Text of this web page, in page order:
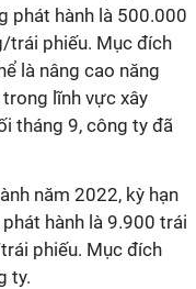
phát hành là 500.000
trái phiếu. Mục đích
là nâng cao năng
lĩnh vực xây
tháng 9, công ty đã
năm 2022, kỳ hạn
hành là 9.900 trái
phiếu. Mục đích
ty.